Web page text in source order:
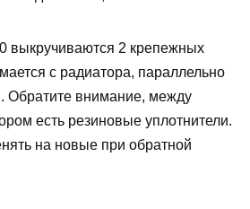
выкручиваются 2 крепежных
с радиатора, параллельно
Обратите внимание, между
есть резиновые уплотнители.
на новые при обратной